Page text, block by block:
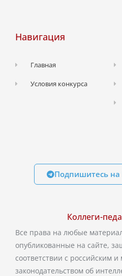
Навигация
Главная
Условия конкурса
Подпишитесь на
Коллеги-
Все права на любые
опубликованные на сайте,
соответствии с российским
законодательством об